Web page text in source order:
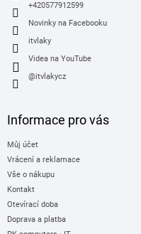
+420577912599
Novinky na Facebooku
itvlaky
Videa na YouTube
@itvlakycz
Informace pro vás
Můj účet
Vrácení a reklamace
Vše o nákupu
Kontakt
Otevírací doba
Doprava a platba